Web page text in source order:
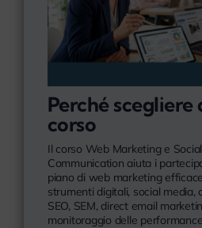
Perché scegliere
corso
Il corso Web Marketing e
Communication aiuta i
piano di web marketing
strumenti digitali, social media,
SEO, SEM, direct email
monitoraggio delle